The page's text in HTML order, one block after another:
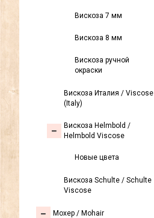
Вискоза 7 мм
Вискоза 8 мм
Вискоза ручной
окраски
Вискоза Италия / Viscose
(Italy)
Вискоза Helmbold /
Helmbold Viscose
Новые цвета
Вискоза Sсhulte / Schulte
Viscose
Моxер / Mohair